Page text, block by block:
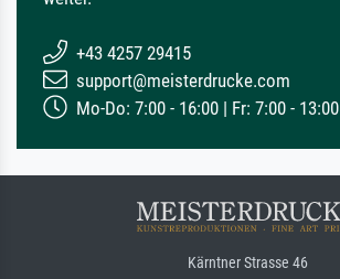
+43 4257 29415
support@meisterdrucke.com
Mo-Do: 7:00 - 16:00 | Fr: 7:00 - 13:00
Kärntner Strasse 46